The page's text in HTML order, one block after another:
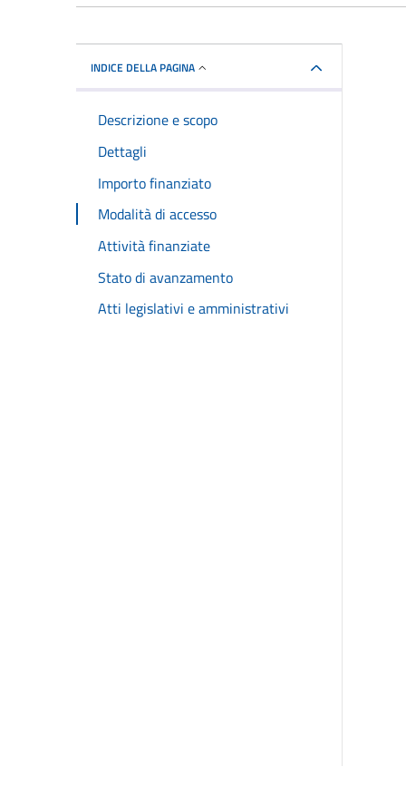
INDICE DELLA PAGINA
Descrizione e scopo
Dettagli
Importo finanziato
Modalità di accesso
Attività finanziate
Stato di avanzamento
Atti legislativi e amministrativi